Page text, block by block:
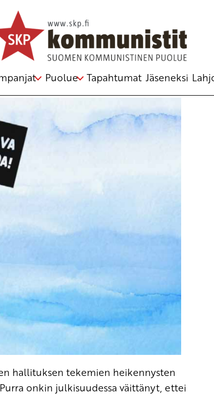
Puolue Tapahtumat Jäseneksi
hallituksen tekemien heikennysten
onkin julkisuudessa väittänyt, ettei